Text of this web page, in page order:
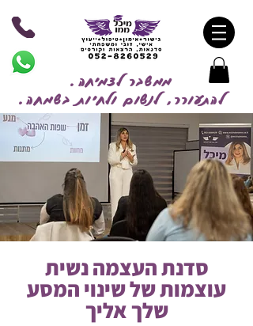
ממשבר לצמיחה.
להתעורר, לנשום ולחיות בשמחה.
סדנת העצמה נשית
עוצמות של שינויהמסע
שלך אליך